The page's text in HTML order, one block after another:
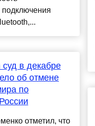
подключения
в декабре
об отмене
по
отметил, что